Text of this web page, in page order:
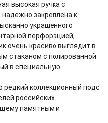
высокая ручка с
закреплена к
украшенного
перфорацией,
очень красиво выглядит в
стаканом с полированной
в специальную
редкий коллекционный
российских
памятным и